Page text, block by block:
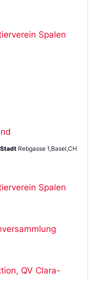
Spalen
Rebgasse 1,Basel,CH
Spalen
QV Clara-